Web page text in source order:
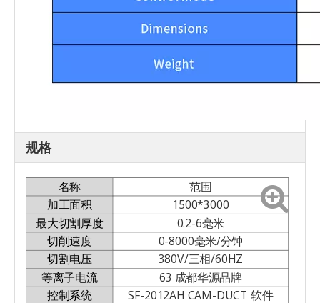
规格
名称
范围
加工面积
1500*3000
最大切割厚度
0.2-6毫米
切削速度 0-8000毫米/分钟
切割电压
380V/三相/60HZ
等离子电流
63 成都华源品牌
控制系统
SF-2012AH CAM-DUCT 软件